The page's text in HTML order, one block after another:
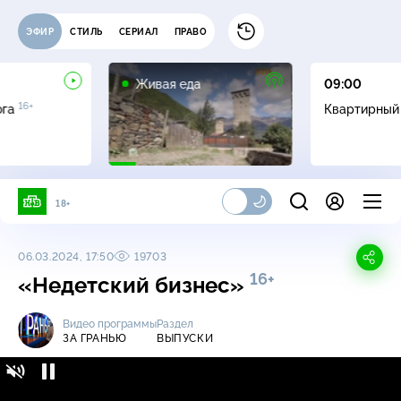
ЭФИР СТИЛЬ СЕРИАЛ ПРАВО
16+
Живая еда
09:00
18+
06.03.2024, 17:50 19703
«Недетский бизнес» 16+
Видео программы
ЗА ГРАНЬЮ
Раздел
ВЫПУСКИ